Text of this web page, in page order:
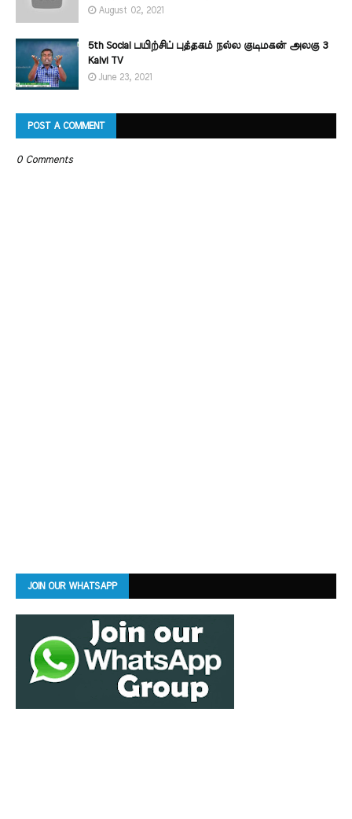
August 02, 2021
5th Social பயிற்சிப் புத்தகம் நல்ல குடிமகன் அலகு 3
Kalvi TV
June 23, 2021
POST A COMMENT
0 Comments
JOIN OUR WHATSAPP